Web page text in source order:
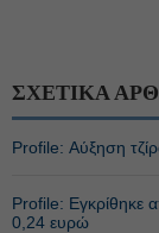
ΣΧΕΤΙΚΑ
Profile: Αύξηση
Profile: Εγκρίθηκε
0,24 ευρώ